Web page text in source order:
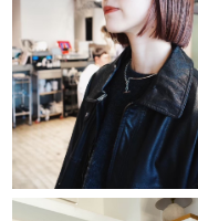
メニュー
ヘアギャラリー
プロダクト
アクセス